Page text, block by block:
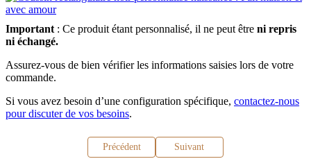
Important : Ce produit étant personnalisé, il ne peut être ni repris
ni échangé.
Assurez-vous de bien vérifier les informations saisies lors de votre
commande.
Si vous avez besoin d’une configuration spécifique, contactez-nous
pour discuter de vos besoins.
Précédent Suivant